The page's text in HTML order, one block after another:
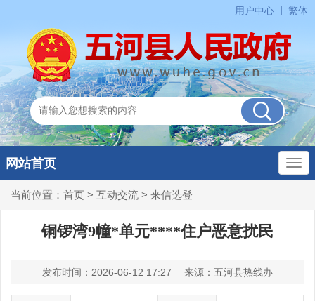
用户中心 繁体
网站首页
当前位置： 首页 > 互动交流 > 来信选登
铜锣湾9幢*单元****住户恶意扰民
发布时间：2026-06-12 17:27 来源：五河县热线办